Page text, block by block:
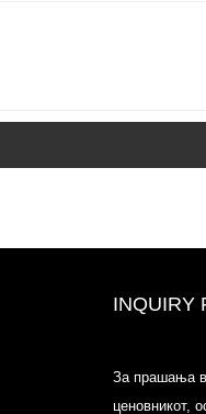
INQUIRY
За прашања
ценовникот,